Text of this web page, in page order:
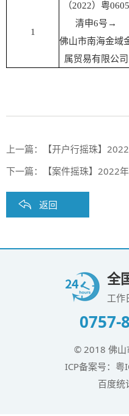
1
（2022）粤0605
清申6号→
佛山市南海金域
属贸易有限公司
上一篇：
【开户行摇珠】2022年8月
下一篇：
【案件摇珠】2022年8
返回
全
工作
0757-
© 2018 佛山
ICP备案号： 粤
百度统